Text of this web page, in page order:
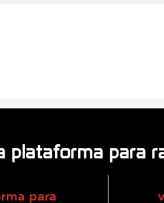
plataforma para
para